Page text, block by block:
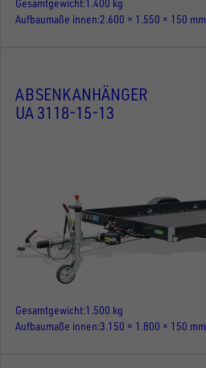
Gesamtgewicht 1.400 kg
Aufbaumaße innen 2.600 × 1.550 × 150 mm
ABSENKANHÄNGER
UA 3118-15-13
Gesamtgewicht 1.500 kg
Aufbaumaße innen 3.150 × 1.800 × 150 mm